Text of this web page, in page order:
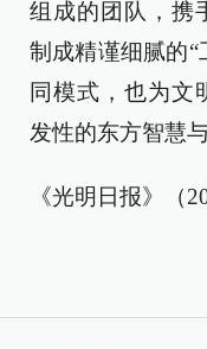
组成的团队，携
制成精谨细腻的“
同模式，也为文
发性的东方智慧
《光明日报》（